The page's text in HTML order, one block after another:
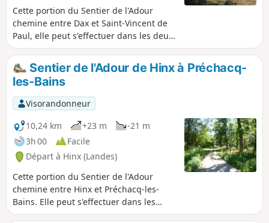
Cette portion du Sentier de l'Adour
chemine entre Dax et Saint-Vincent de
Paul, elle peut s'effectuer dans les deux
sens en aller-retour ou en aller simple :
dans ce dernier cas il est nécessaire de
s'organiser à deux véhicules.
Sentier de l'Adour de Hinx à Préchacq-
les-Bains
Visorandonneur
10,24 km
+23 m
-21 m
3h 00
Facile
Départ à Hinx (Landes)
Cette portion du Sentier de l'Adour
chemine entre Hinx et Préchacq-les-
Bains. Elle peut s'effectuer dans les
deux sens en aller-retour ou en aller